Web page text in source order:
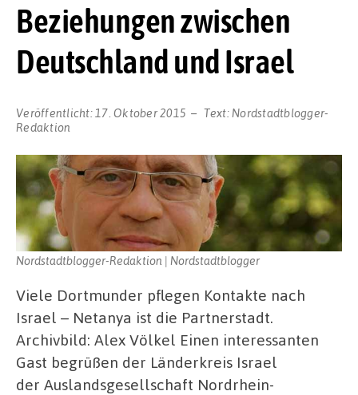
Beziehungen zwischen
Deutschland und Israel
Veröffentlicht: 17. Oktober 2015 Text: Nordstadtblogger-
Redaktion
Nordstadtblogger-Redaktion | Nordstadtblogger
Viele Dortmunder pflegen Kontakte nach
Israel – Netanya ist die Partnerstadt.
Archivbild: Alex Völkel Einen interessanten
Gast begrüßen der Länderkreis Israel
der Auslandsgesellschaft Nordrhein-